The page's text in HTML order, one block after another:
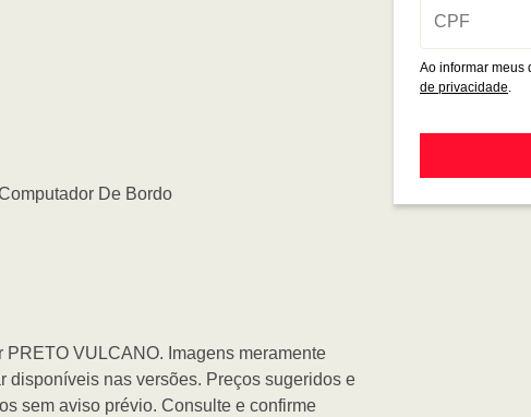
De Bordo
VULCANO. Imagens meramente
disponíveis nas versões. Preços sugeridos e
sem aviso prévio. Consulte e confirme
Ao informar meus
de privacidade.